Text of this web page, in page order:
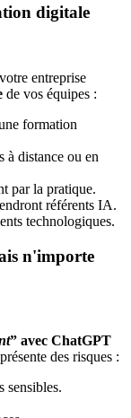
digitale
entreprise
de vos équipes :
formation
à distance ou en
par la pratique.
référents IA.
technologiques.
n'importe
” avec ChatGPT
des risques :
sensibles.